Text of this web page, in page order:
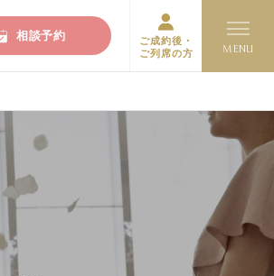
相談予約
ご成約後・
ご列席の方